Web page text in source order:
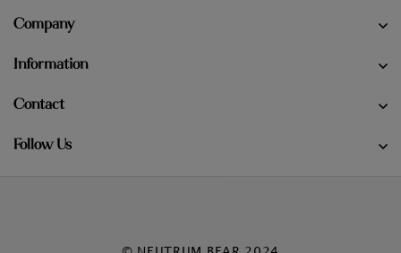
Company
Information
Contact
Follow Us